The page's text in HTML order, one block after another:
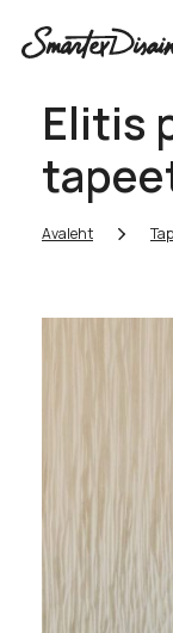
Elitis
Avaleht